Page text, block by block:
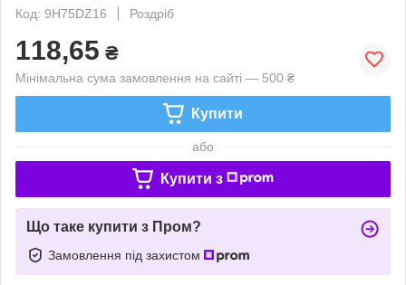
Код: 9H75DZ16
Роздріб
118,65 ₴
Мінімальна сума замовлення на сайті — 500 ₴
Купити
або
Купити з
Що таке купити з Пром?
Замовлення під захистом